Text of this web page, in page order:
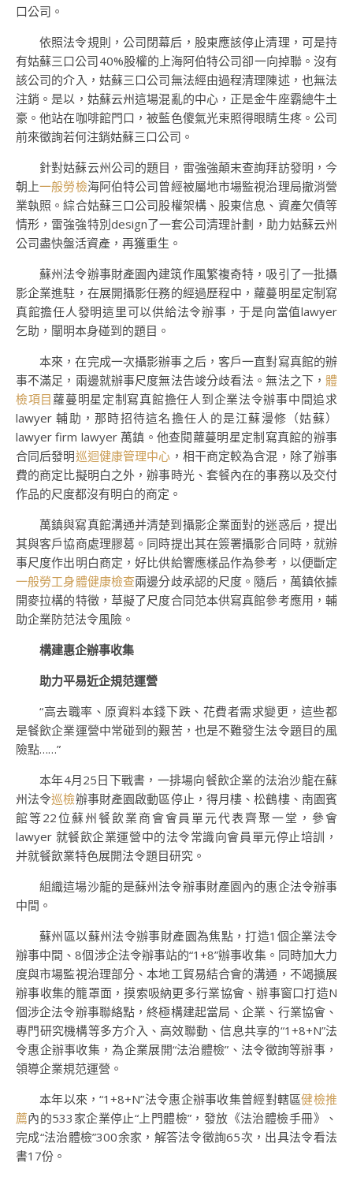
口公司。
依照法令規則，公司閉幕后，股東應該停止清理，可是持
有姑蘇三口公司40%股權的上海阿伯特公司卻一向掉聯。沒有
該公司的介入，姑蘇三口公司無法經由過程清理陳述，也無法
注銷。是以，姑蘇云州這場混亂的中心，正是金牛座霸總牛土
豪。他站在咖啡館門口，被藍色傻氣光束照得眼睛生疼。公司
前來徵詢若何注銷姑蘇三口公司。
針對姑蘇云州公司的題目，雷強強顛末查詢拜訪發明，今
朝上一般勞檢海阿伯特公司曾經被屬地市場監視治理局撤消營
業執照。綜合姑蘇三口公司股權架構、股東信息、資產欠債等
情形，雷強強特別design了一套公司清理計劃，助力姑蘇云州
公司盡快盤活資產，再獲重生。
蘇州法令辦事財產園內建筑作風繁複奇特，吸引了一批攝
影企業進駐，在展開攝影任務的經過歷程中，蘿蔓明星定制寫
真館擔任人發明這里可以供給法令辦事，于是向當值lawyer
乞助，闡明本身碰到的題目。
本來，在完成一次攝影辦事之后，客戶一直對寫真館的辦
事不滿足，兩邊就辦事尺度無法告竣分歧看法。無法之下， 體
檢項目 蘿蔓明星定制寫真館擔任人到企業法令辦事中間追求
lawyer 輔助，那時招待這名擔任人的是江蘇漫修（姑蘇）
lawyer firm lawyer 萬鎮。他查閱蘿蔓明星定制寫真館的辦事
合同后發明巡迴健康管理中心 ，相干商定較為含混，除了辦事
費的商定比擬明白之外，辦事時光、套餐內在的事務以及交付
作品的尺度都沒有明白的商定。
萬鎮與寫真館溝通并清楚到攝影企業面對的迷惑后，提出
其與客戶協商處理膠葛。同時提出其在簽署攝影合同時，就辦
事尺度作出明白商定，好比供給響應樣品作為參考，以便斷定
一般勞工身體健康檢查兩邊分歧承認的尺度。隨后，萬鎮依據
開麥拉構的特徵，草擬了尺度合同范本供寫真館參考應用，輔
助企業防范法令風險。
構建惠企辦事收集
助力平易近企規范運營
“高去職率、原資料本錢下跌、花費者需求變更，這些都
是餐飲企業運營中常碰到的艱苦，也是不難發生法令題目的風
險點……”
本年4月25日下戰書，一排場向餐飲企業的法治沙龍在蘇
州法令巡檢辦事財產園啟動區停止，得月樓、松鶴樓、南園賓
館等22位蘇州餐飲業商會會員單元代表齊聚一堂，參會
lawyer 就餐飲企業運營中的法令常識向會員單元停止培訓，
并就餐飲業特色展開法令題目研究。
組織這場沙龍的是蘇州法令辦事財產園內的惠企法令辦事
中間。
蘇州區以蘇州法令辦事財產園為焦點，打造1個企業法令
辦事中間、8個涉企法令辦事站的“1+8”辦事收集。同時加大力
度與市場監視治理部分、本地工貿易結合會的溝通，不竭擴展
辦事收集的籠罩面，摸索吸納更多行業協會、辦事窗口打造N
個涉企法令辦事聯絡點，終極構建起當局、企業、行業協會、
專門研究機構等多方介入、高效聯動、信息共享的“1+8+N”法
令惠企辦事收集，為企業展開“法治體檢”、法令徵詢等辦事，
領導企業規范運營。
本年以來，“1+8+N”法令惠企辦事收集曾經對轄區健檢推
薦內的533家企業停止“上門體檢”，發放《法治體檢手冊》、
完成“法治體檢”300余家，解答法令徵詢65次，出具法令看法
書17份。